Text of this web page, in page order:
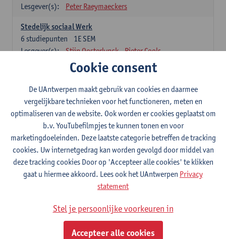
Lesgever(s):
Peter Raeymaeckers
Stedelijk sociaal Werk
1E SEM
6 studiepunten
Lesgever(s):
Stijn Oosterlynck Pieter Cools
Governance en sociale innovatie
Lesgever(s):
Pieter Cools
Stad, diversiteit en transnationaal sociaal werk
2E SEM
studiepunten
Lesgever(s):
Mieke Schrooten
Labo Sociale Impactevaluatie
2E SEM
3studiepunten
Leen Sebrechts
Handelingsmodellen
1E SEM
Kristel Driessens
Cookie consent
De UAntwerpen maakt gebruik van cookies en daarmee
vergelijkbare technieken voor het functioneren, meten en
optimaliseren van de website. Ook worden er cookies geplaatst om
b.v. YouTubefilmpjes te kunnen tonen en voor
marketingdoeleinden. Deze laatste categorie betreffen de tracking
cookies. Uw internetgedrag kan worden gevolgd door middel van
deze tracking cookies Door op 'Accepteer alle cookies' te klikken
gaat u hiermee akkoord. Lees ook het UAntwerpen Privacy
statement
Stel je persoonlijke voorkeuren in
Accepteer alle cookies